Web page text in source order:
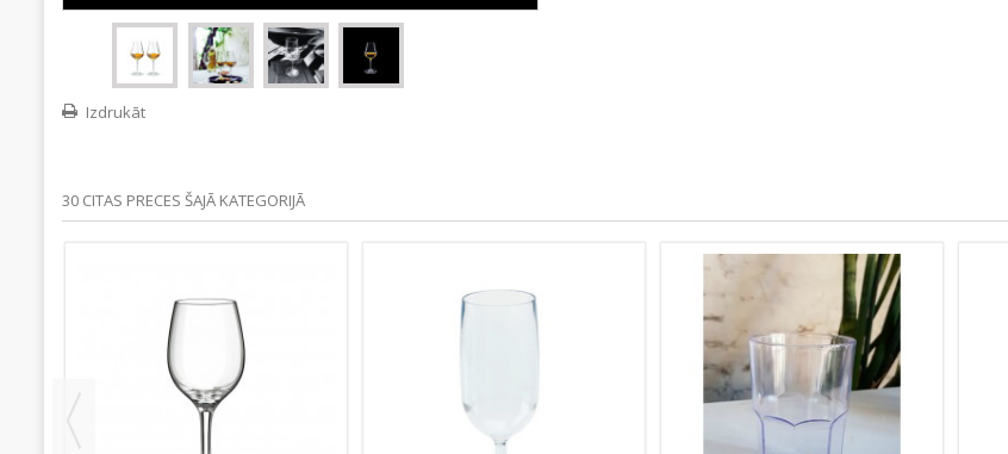
Izdrukāt
30 CITAS PRECES ŠAJĀ KATEGORIJĀ